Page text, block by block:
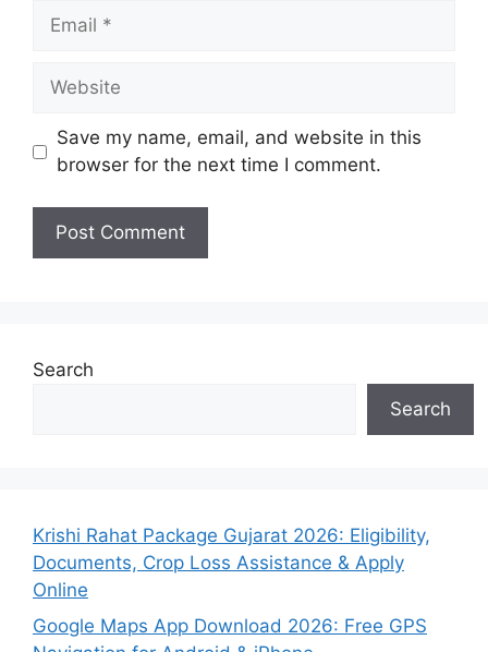
Email
Website
Save my name, email, and website in this
browser for the next time I comment.
Search
Search
Krishi Rahat Package Gujarat 2026: Eligibility,
Documents, Crop Loss Assistance & Apply
Online
Google Maps App Download 2026: Free GPS